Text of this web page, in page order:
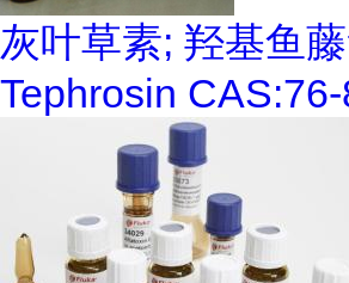
灰叶草素; 羟基鱼
Tephrosin